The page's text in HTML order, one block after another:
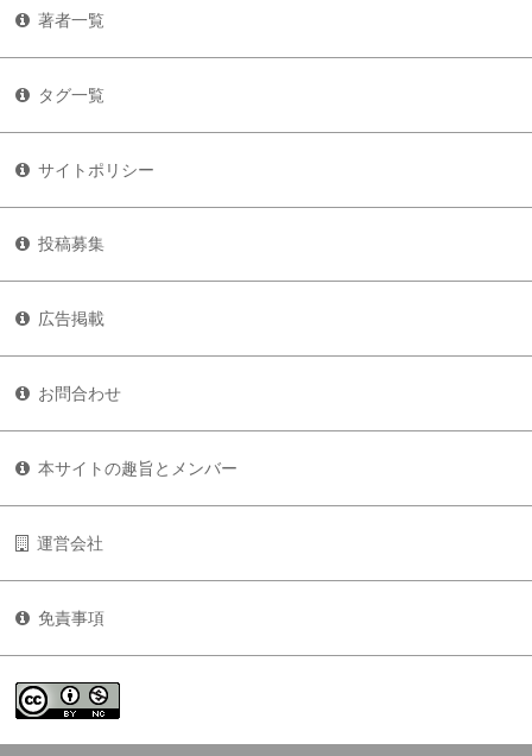
著者一覧
タグ一覧
サイトポリシー
投稿募集
広告掲載
お問合わせ
本サイトの趣旨とメンバー
運営会社
免責事項